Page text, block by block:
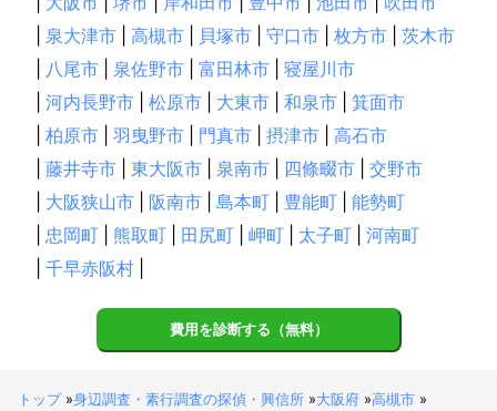
泉大津市 高槻市 貝塚市 守口市 枚方市
茨木市
八尾市 泉佐野市 富田林市
寝屋川市
河内長野市 松原市 大東市 和泉市
箕面市
柏原市 羽曳野市 門真市 摂津市
高石市
藤井寺市 東大阪市 泉南市 四條畷市
交野市
大阪狭山市 阪南市 島本町 豊能町
能勢町
忠岡町 熊取町 田尻町 岬町 太子町
河南町
千早赤阪村
費用を診断する（無料）
トップ»身辺調査・素行調査の探偵・興信所 »大阪府 »高槻市 »